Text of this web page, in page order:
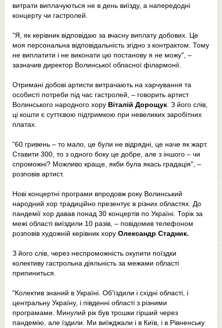
витрати виплачуються не в день виїзду, а напередодні
концерту чи гастролей.
"Я, як керівник відповідаю за вчасну виплату добових. Це
моя персональна відповідальність згідно з контрактом. Тому
не виплатити і не виконати цю постанову я не можу", –
зазначив директор Волинської обласної філармонії.
Отримані добові артисти витрачають на харчування та
особисті потреби під час гастролей, – говорить артист
Волинського народного хору Віталій Дорощук . З його слів,
ці кошти є суттєвою підтримкою при невеликих заробітних
платах.
"60 гривень – то мало, це були не відрядні, це наче як жарт.
Ставити 300, то з одного боку це добре, але з іншого – чи
спроможні? Можливо краще, якби була якась градація", –
розповів артист.
Нові концертні програми впродовж року Волинський
народний хор традиційно презентує в різних областях. До
пандемії хор давав понад 30 концертів по Україні. Торік за
межі області виїздили 10 разів, – повідомив телефоном
розповів художній керівник хору Олександр Стадник.
З його слів, через неспроможність окупити поїздки
колективу гастрольна діяльність за межами області
припиниться.
"Колектив знаний в Україні. Об’їздили і східні області, і
центральну Україну, і південні області з різними
програмами. Минулий рік був трошки гірший через
пандемію, але їздили. Ми виїжджали і в Київ, і в Рівненську